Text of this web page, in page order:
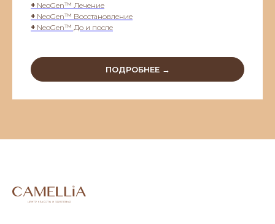
+ NeoGen™ Лечение
+ NeoGen™ Восстановление
+ NeoGen™ До и после
ПОДРОБНЕЕ →